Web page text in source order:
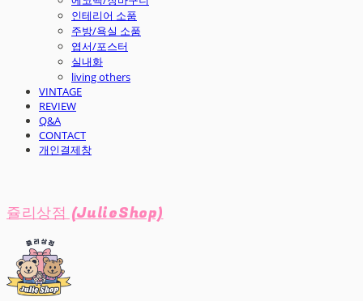
인테리어 소품
주방/욕실 소품
엽서/포스터
실내화
living others
VINTAGE
REVIEW
Q&A
CONTACT
개인결제창
쥴리상점 (JulieShop)